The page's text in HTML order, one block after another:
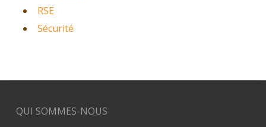
RSE
Sécurité
QUI SOMMES-NOUS